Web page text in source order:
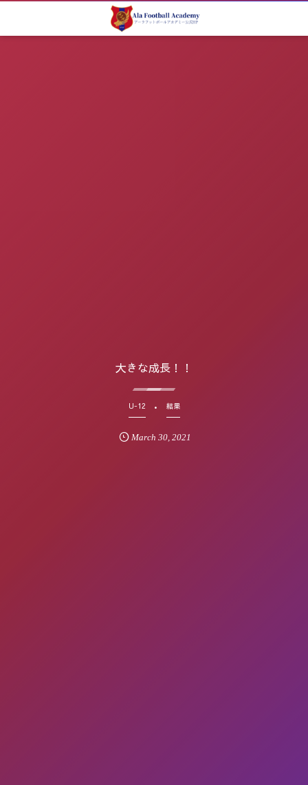
大きな成長！！
U-12 結果
March 30 ,2021